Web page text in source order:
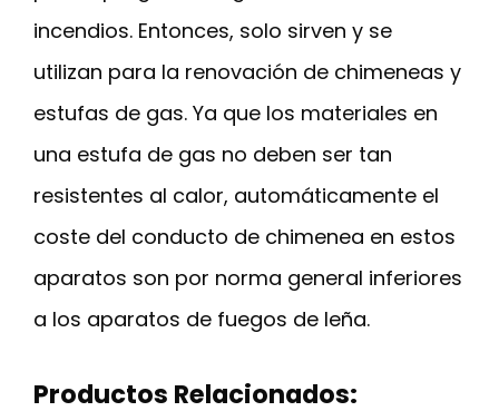
incendios. Entonces, solo sirven y se
utilizan para la renovación de chimeneas y
estufas de gas. Ya que los materiales en
una estufa de gas no deben ser tan
resistentes al calor, automáticamente el
coste del conducto de chimenea en estos
aparatos son por norma general inferiores
a los aparatos de fuegos de leña.
Productos Relacionados: